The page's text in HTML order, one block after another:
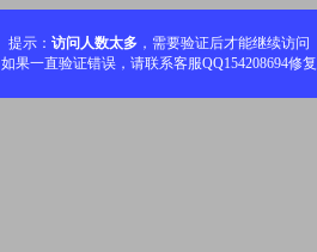
提示： 访问人数太多 ，需要验证后才能继续访问
如果一直验证错误，请联系客服QQ154208694修复